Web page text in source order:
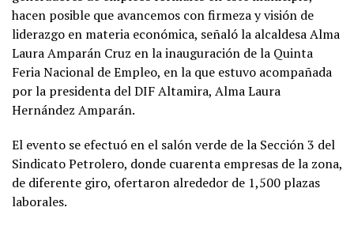
hacen posible que avancemos con firmeza y visión de
liderazgo en materia económica, señaló la alcaldesa Alma
Laura Amparán Cruz en la inauguración de la Quinta
Feria Nacional de Empleo, en la que estuvo acompañada
por la presidenta del DIF Altamira, Alma Laura
Hernández Amparán.
El evento se efectuó en el salón verde de la Sección 3 del
Sindicato Petrolero, donde cuarenta empresas de la zona,
de diferente giro, ofertaron alrededor de 1,500 plazas
laborales.